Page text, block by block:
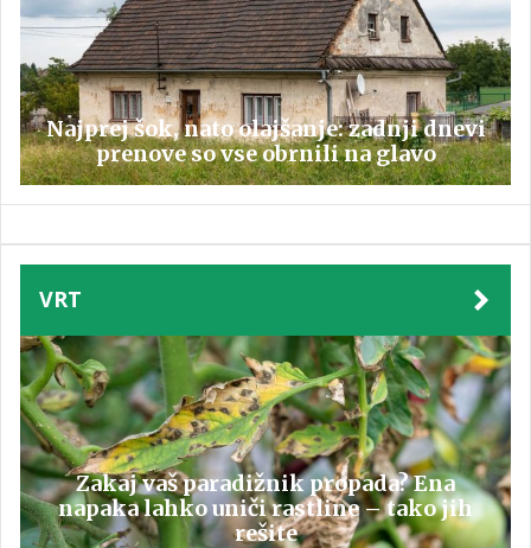
Najprej šok, nato olajšanje: zadnji dnevi
prenove so vse obrnili na glavo
VRT
Zakaj vaš paradižnik propada? Ena
napaka lahko uniči rastline – tako jih
rešite